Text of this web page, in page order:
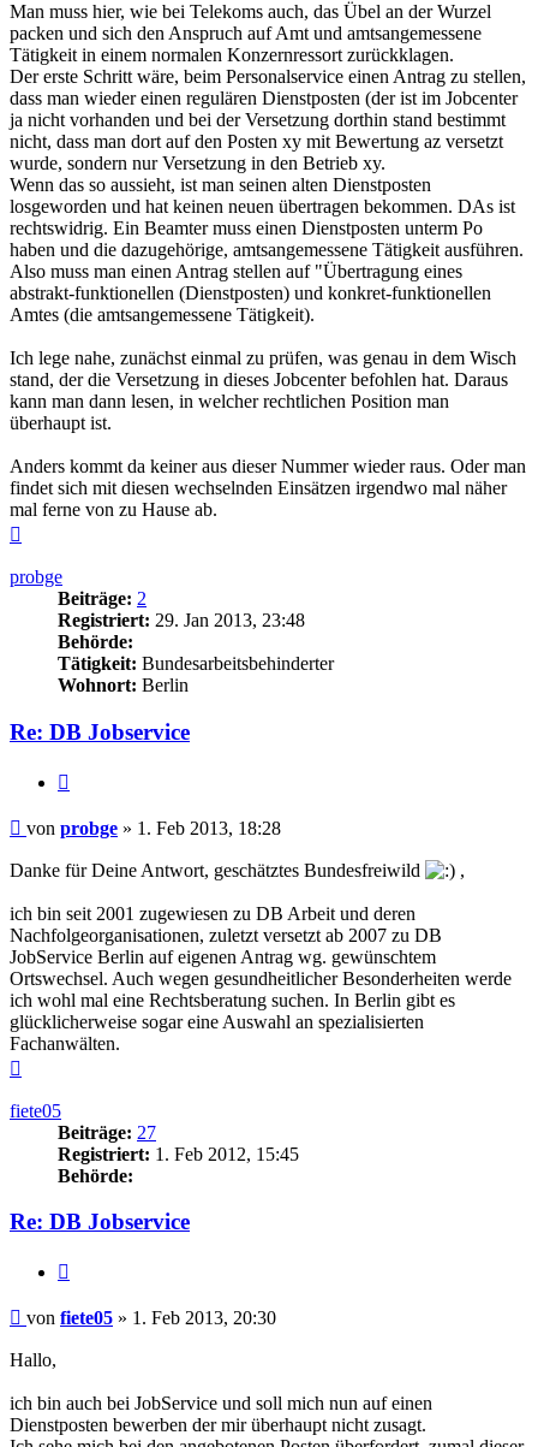
Man muss hier, wie bei Telekoms auch, das Übel an der Wurzel
packen und sich den Anspruch auf Amt und amtsangemessene
Tätigkeit in einem normalen Konzernressort zurückklagen.
Der erste Schritt wäre, beim Personalservice einen Antrag zu stellen,
dass man wieder einen regulären Dienstposten (der ist im Jobcenter
ja nicht vorhanden und bei der Versetzung dorthin stand bestimmt
nicht, dass man dort auf den Posten xy mit Bewertung az versetzt
wurde, sondern nur Versetzung in den Betrieb xy.
Wenn das so aussieht, ist man seinen alten Dienstposten
losgeworden und hat keinen neuen übertragen bekommen. DAs ist
rechtswidrig. Ein Beamter muss einen Dienstposten unterm Po
haben und die dazugehörige, amtsangemessene Tätigkeit ausführen.
Also muss man einen Antrag stellen auf "Übertragung eines
abstrakt-funktionellen (Dienstposten) und konkret-funktionellen
Amtes (die amtsangemessene Tätigkeit).
Ich lege nahe, zunächst einmal zu prüfen, was genau in dem Wisch
stand, der die Versetzung in dieses Jobcenter befohlen hat. Daraus
kann man dann lesen, in welcher rechtlichen Position man
überhaupt ist.
Anders kommt da keiner aus dieser Nummer wieder raus. Oder man
findet sich mit diesen wechselnden Einsätzen irgendwo mal näher
mal ferne von zu Hause ab.
probge
Beiträge: 2
Registriert: 29. Jan 2013, 23:48
Behörde:
Tätigkeit: Bundesarbeitsbehinderter
Wohnort: Berlin
Re: DB Jobservice
Beitrag
von probge » 1. Feb 2013, 18:28
Danke für Deine Antwort, geschätztes Bundesfreiwild ,
ich bin seit 2001 zugewiesen zu DB Arbeit und deren
Nachfolgeorganisationen, zuletzt versetzt ab 2007 zu DB
JobService Berlin auf eigenen Antrag wg. gewünschtem
Ortswechsel. Auch wegen gesundheitlicher Besonderheiten werde
ich wohl mal eine Rechtsberatung suchen. In Berlin gibt es
glücklicherweise sogar eine Auswahl an spezialisierten
Fachanwälten.
fiete05
Beiträge: 27
Registriert: 1. Feb 2012, 15:45
Behörde:
Re: DB Jobservice
Beitrag
von fiete05 » 1. Feb 2013, 20:30
Hallo,
ich bin auch bei JobService und soll mich nun auf einen
Dienstposten bewerben der mir überhaupt nicht zusagt.